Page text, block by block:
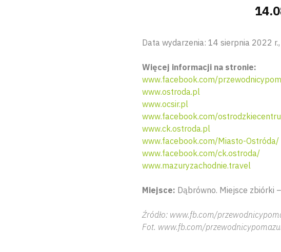
Data wydarzenia: 14 sierpnia 2022
Więcej informacji na stronie:
www.facebook.com/
www.ostroda.pl
www.ocsir.pl
www.facebook.com/
www.ck.ostroda.pl
www.facebook.com/Miasto-Ostróda/
www.facebook.com/ck.ostroda/
www.mazuryzachodnie.travel
Miejsce: Dąbrówno. Miejsce zbiórki
Źródło: www.fb.com/
Fot. www.fb.com/